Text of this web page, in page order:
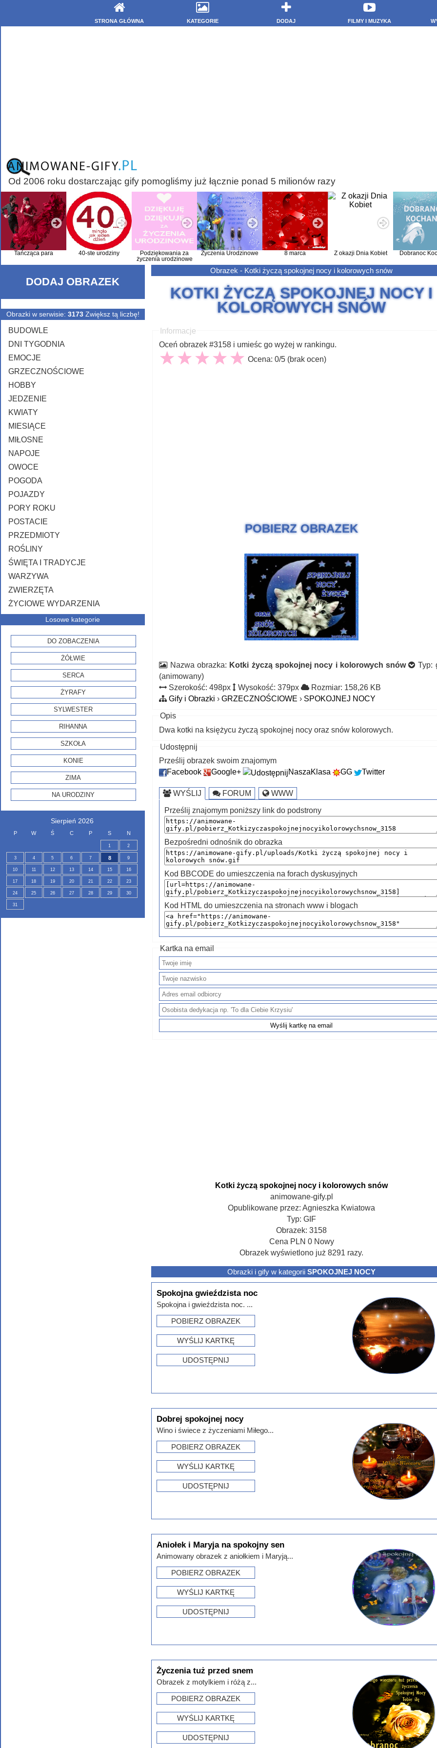
STRONA GŁÓWNA KATEGORIE DODAJ FILMY I MUZYKA
Od 2006 roku dostarczając gify pomogliśmy już łącznie ponad 5 milionów razy
Tańcząca para 40-ste urodziny
Podziękowania za
życzenia urodzinowe
Życzenia Urodzinowe 8 marca Z okazji Dnia Kobiet Dobranoc
DODAJ OBRAZEK
Obrazki w serwisie: 3173Zwiększ tą liczbę!
BUDOWLE
DNI TYGODNIA
EMOCJE
GRZECZNOŚCIOWE
HOBBY
JEDZENIE
KWIATY
MIESIĄCE
MIŁOSNE
NAPOJE
OWOCE
POGODA
POJAZDY
PORY ROKU
POSTACIE
PRZEDMIOTY
ROŚLINY
ŚWIĘTA I TRADYCJE
WARZYWA
ZWIERZĘTA
ŻYCIOWE WYDARZENIA
Losowe kategorie
DO ZOBACZENIA
ŻÓŁWIE
SERCA
ŻYRAFY
SYLWESTER
RIHANNA
SZKOŁA
KONIE
ZIMA
NA URODZINY
Sierpień 2026
P W Ś C P S N
1 2
3 4 5 6 7 8 9
10 11 12 13 14 15 16
17 18 19 20 21 22 23
24 25 26 27 28 29 30
31
Obrazek - Kotki życzą spokojnej nocy i kolorowych snów
KOTKI ŻYCZĄ SPOKOJNEJ NOCY I
KOLOROWYCH SNÓW
Informacje
Oceń obrazek #3158 i umieśc go wyżej w rankingu.
Ocena: 0/5 (brak ocen)
POBIERZ OBRAZEK
Nazwa obrazka: Kotki życzą spokojnej nocy i kolorowych snów
Typ:
(animowany)
Szerokość: 498px
Wysokość: 379px
Rozmiar: 158,26 KB
Gify i Obrazki ›GRZECZNOŚCIOWE › SPOKOJNEJ NOCY
Opis
Dwa kotki na księżycu życzą spokojnej nocy oraz snów kolorowych.
Udostępnij
Prześlij obrazek swoim znajomym
Facebook
Google+ NaszaKlasa GG Twitter
WYŚLIJ FORUM WWW
Prześlij znajomym poniższy link do podstrony
Bezpośredni odnośnik do obrazka
Kod BBCODE do umieszczenia na forach dyskusyjnych
Kod HTML do umieszczenia na stronach www i blogach
Kartka na email
Kotki życzą spokojnej nocy i kolorowych snów
animowane-gify.pl
Opublikowane przez:Agnieszka Kwiatowa
Typ:GIF
Obrazek:3158
Cena PLN 0Nowy
Obrazek wyświetlono już 8291 razy.
Obrazki i gify w kategoriiSPOKOJNEJ NOCY
Spokojna gwieździsta noc
Spokojna i gwieździsta noc. ...
POBIERZ OBRAZEK
WYŚLIJ KARTKĘ
UDOSTĘPNIJ
Dobrej spokojnej nocy
Wino i świece z życzeniami Miłego...
POBIERZ OBRAZEK
WYŚLIJ KARTKĘ
UDOSTĘPNIJ
Aniołek i Maryja na spokojny sen
Animowany obrazek z aniołkiem i Maryją...
POBIERZ OBRAZEK
WYŚLIJ KARTKĘ
UDOSTĘPNIJ
Życzenia tuż przed snem
Obrazek z motylkiem i różą z...
POBIERZ OBRAZEK
WYŚLIJ KARTKĘ
UDOSTĘPNIJ